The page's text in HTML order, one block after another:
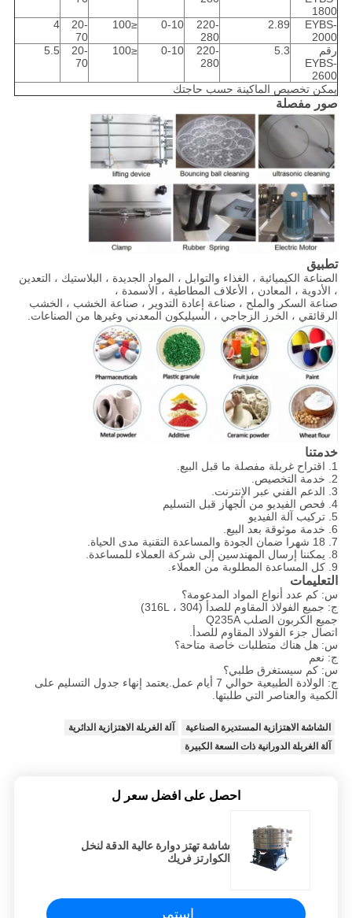
1800
EYBS-
2000
2.89
220-
280
0-10
≤100
20-
70
4
رقم
EYBS-
2600
5.3
220-
280
0-10
≤100
20-
70
5.5
يمكن تخصيص الماكينة حسب حاجتك
صور مفصلة
تطبيق
الصناعة الكيميائية ، الغذاء والتوابل ، المواد الجديدة ، البلاستيك ، التعدين
، الأدوية ، المعادن ، الأعلاف المطاطية ، الأسمدة ،
صناعة السكر والملح ، صناعة إعادة التدوير ، صناعة الخشب ، الخشب
الرقائقي ، الخرز الزجاجي ، السيليكون المعدني وغيرها من الصناعات.
خدمتنا
1. اقتراح غربلة مفصلة ما قبل البيع.
2. خدمة التخصيص.
3. الدعم الفني عبر الإنترنت.
4. فحص الفيديو من الجهاز قبل التسليم
5. تركيب آلة الفيديو
6. خدمة موثوقة بعد البيع.
7. 18 شهرا ضمان الجودة والمساعدة التقنية مدى الحياة.
8. يمكننا إرسال المهندسين إلى شركة العملاء للمساعدة.
9. كل المساعدة المطلوبة من العملاء.
التعليمات
س: كم عدد أنواع المواد المدعومة؟
ج: جميع الفولاذ المقاوم للصدأ (304 ، 316L)
جميع الكربون الصلب Q235A
اتصال جزء الفولاذ المقاوم للصدأ.
س: هل هناك متطلبات خاصة متاحة؟
ج: نعم
س: كم سيستغرق طلبي؟
ج: الولادة الطبيعية حوالي 7 أيام عمل.يعتمد إنهاء جدول التسليم على
الكمية والعناصر التي طلبتها.
الشاشة الاهتزازية المستديرة الصناعية
آلة الغربلة الاهتزازية الدائرية
آلة الغربلة الدورانية ذات السعة الكبيرة
احصل على افضل سعر ل
شاشة تهتز دوارة عالية الدقة لنخل
الكوارتز فريك
استمر